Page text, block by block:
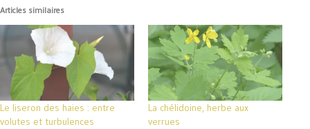
Articles similaires
Le liseron des haies : entre
volutes et turbulences
La chélidoine, herbe aux
verrues